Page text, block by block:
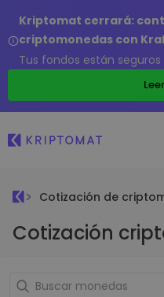
Kriptomat cerrará:
criptomonedas con
Tus fondos están
Cotización de
Cotización